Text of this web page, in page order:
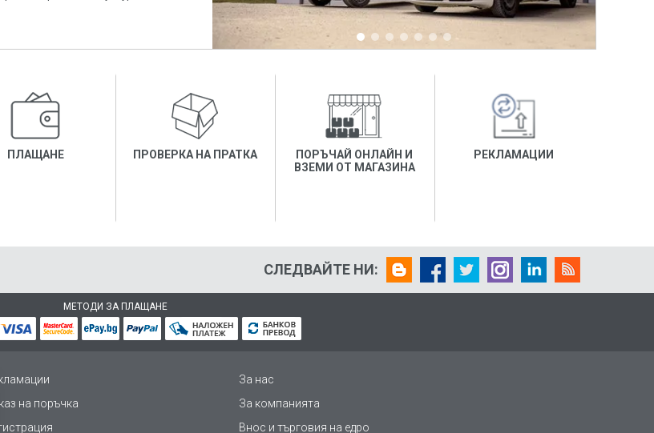
ПЛАЩАНЕ ПРОВЕРКА НА ПРАТКА
ПОРЪЧАЙ ОНЛАЙН И
ВЗЕМИ ОТ МАГАЗИНА
РЕКЛАМАЦИИ
СЛЕДВАЙТЕ НИ:
МЕТОДИ ЗА ПЛАЩАНЕ
За нас
на поръчка
За компанията
Внос и търговия на едро